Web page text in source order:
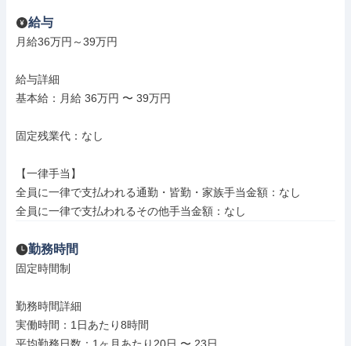
給与
月給36万円～39万円
給与詳細
基本給：月給 36万円 〜 39万円
固定残業代：なし
【一律手当】
全員に一律で支払われる通勤・皆勤・家族手当金額：なし
全員に一律で支払われるその他手当金額：なし
勤務時間
固定時間制
勤務時間詳細
実働時間：1日あたり8時間